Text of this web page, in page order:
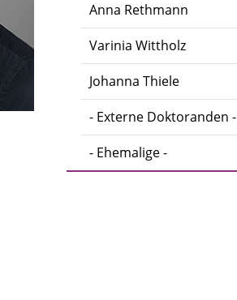
Anna Rethmann
Varinia Wittholz
Johanna Thiele
- Externe Doktoranden -
- Ehemalige -